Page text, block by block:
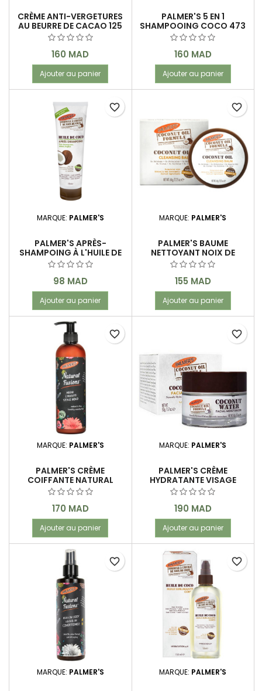
CRÈME ANTI-VERGETURES
AU BEURRE DE CACAO 125
GR
Prix
160 MAD
Ajouter au panier
PALMER'S 5 EN 1
SHAMPOOING COCO 473
ML
Prix
160 MAD
Ajouter au panier
MARQUE: PALMER'S
PALMER'S APRÈS-
SHAMPOING À L'HUILE DE
NOIX DE COCO 250 ML
Prix
98 MAD
Ajouter au panier
favorite_border
MARQUE: PALMER'S
PALMER'S BAUME
NETTOYANT NOIX DE
COCO 64 G
Prix
155 MAD
Ajouter au panier
favorite_border
MARQUE: PALMER'S
PALMER'S CRÈME
COIFFANTE NATURAL
FUSIONS 350 ML
Prix
170 MAD
Ajouter au panier
favorite_border
MARQUE: PALMER'S
PALMER'S CRÈME
HYDRATANTE VISAGE
COCO 50 G
Prix
190 MAD
Ajouter au panier
favorite_border
MARQUE: PALMER'S
favorite_border
MARQUE: PALMER'S
favorite_border